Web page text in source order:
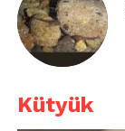
Kütyük